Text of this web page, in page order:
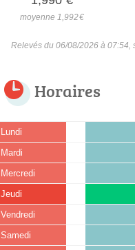
moyenne 1,992€
Relevés du 06/08/2026 à 07:54,
Horaires
Lundi
Mardi
Mercredi
Jeudi
Vendredi
Samedi